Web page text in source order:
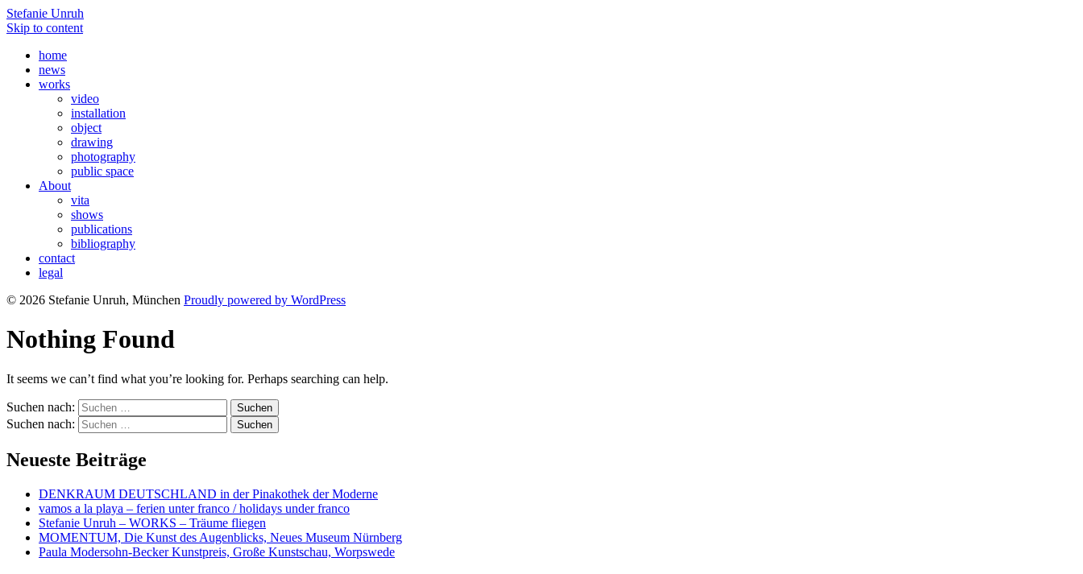
Stefanie Unruh
Skip to content
home
news
works
video
installation
object
drawing
photography
public space
About
vita
shows
publications
bibliography
contact
legal
© 2026 Stefanie Unruh, München Proudly powered by WordPress
Nothing Found
It seems we can’t find what you’re looking for. Perhaps searching can help.
Suchen nach:
Suchen nach:
Neueste Beiträge
DENKRAUM DEUTSCHLAND in der Pinakothek der Moderne
vamos a la playa – ferien unter franco / holidays under franco
Stefanie Unruh – WORKS – Träume fliegen
MOMENTUM, Die Kunst des Augenblicks, Neues Museum Nürnberg
Paula Modersohn-Becker Kunstpreis, Große Kunstschau, Worpswede